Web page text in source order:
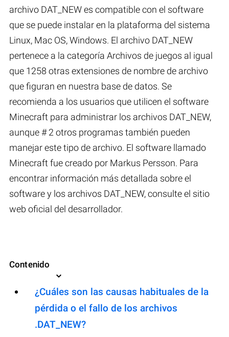
archivo DAT_NEW es compatible con el software
que se puede instalar en la plataforma del sistema
Linux, Mac OS, Windows. El archivo DAT_NEW
pertenece a la categoría Archivos de juegos al igual
que 1258 otras extensiones de nombre de archivo
que figuran en nuestra base de datos. Se
recomienda a los usuarios que utilicen el software
Minecraft para administrar los archivos DAT_NEW,
aunque # 2 otros programas también pueden
manejar este tipo de archivo. El software llamado
Minecraft fue creado por Markus Persson. Para
encontrar información más detallada sobre el
software y los archivos DAT_NEW, consulte el sitio
web oficial del desarrollador.
Contenido
¿Cuáles son las causas habituales de la
pérdida o el fallo de los archivos
.DAT_NEW?